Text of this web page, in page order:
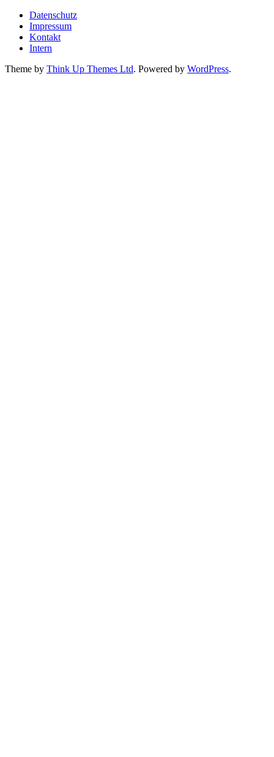
Datenschutz
Impressum
Kontakt
Intern
Theme by Think Up Themes Ltd. Powered by WordPress.